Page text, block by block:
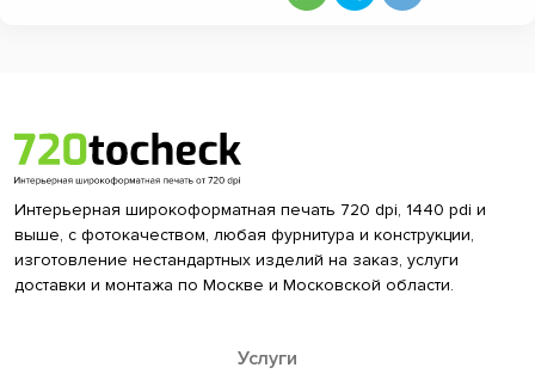
Интерьерная широкоформатная печать 720 dpi, 1440 pdi и
выше, с фотокачеством, любая фурнитура и конструкции,
изготовление нестандартных изделий на заказ, услуги
доставки и монтажа по Москве и Московской области.
Услуги